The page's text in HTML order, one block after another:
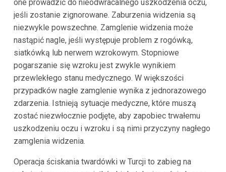
one prowadzić do nieodwracalnego uszkodzenia oczu,
jeśli zostanie zignorowane. Zaburzenia widzenia są
niezwykle powszechne. Zamglenie widzenia może
nastąpić nagle, jeśli występuje problem z rogówką,
siatkówką lub nerwem wzrokowym. Stopniowe
pogarszanie się wzroku jest zwykle wynikiem
przewlekłego stanu medycznego. W większości
przypadków nagłe zamglenie wynika z jednorazowego
zdarzenia. Istnieją sytuacje medyczne, które muszą
zostać niezwłocznie podjęte, aby zapobiec trwałemu
uszkodzeniu oczu i wzroku i są nimi przyczyny nagłego
zamglenia widzenia.
Operacja ściskania twardówki w Turcji to zabieg na